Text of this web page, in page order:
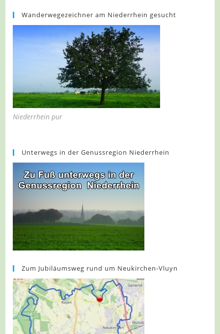
Wanderwegezeichner am Niederrhein gesucht
Niederrhein pur
Unterwegs in der Genussregion Niederrhein
Zum Jubiläumsweg rund um Neukirchen-Vluyn